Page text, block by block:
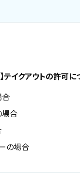
テイクアウトの許可に
合
の場合